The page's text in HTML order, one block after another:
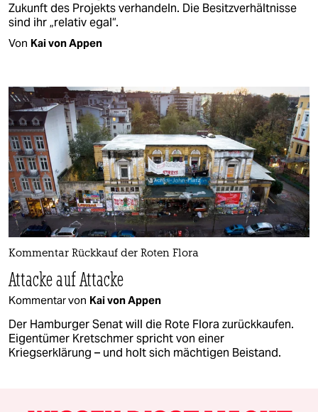
Zukunft des Projekts verhandeln. Die Besitzverhältnisse
sind ihr „relativ egal“.
Von Kai von Appen
Kommentar Rückkauf der Roten Flora
Attacke auf Attacke
Kommentar von Kai von Appen
Der Hamburger Senat will die Rote Flora zurückkaufen.
Eigentümer Kretschmer spricht von einer
Kriegserklärung – und holt sich mächtigen Beistand.